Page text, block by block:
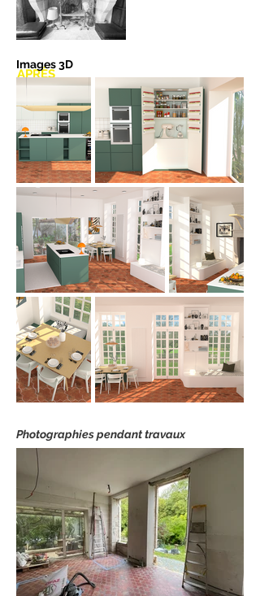
APRÈS
Images 3D
Photographies pendant travaux